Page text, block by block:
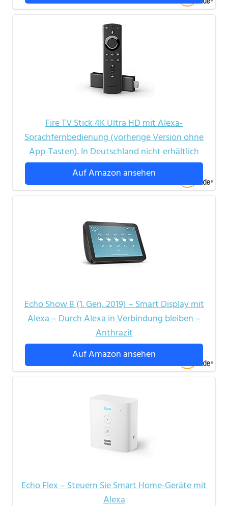
Fire TV Stick 4K Ultra HD mit Alexa-
Sprachfernbedienung (vorherige Version ohne
App-Tasten). In Deutschland nicht erhältlich
Auf Amazon ansehen
Echo Show 8 (1. Gen, 2019) – Smart Display mit
Alexa – Durch Alexa in Verbindung bleiben –
Anthrazit
Auf Amazon ansehen
Echo Flex – Steuern Sie Smart Home-Geräte mit
Alexa